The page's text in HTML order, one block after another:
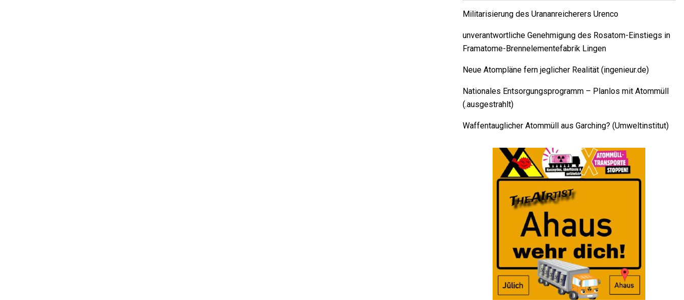
Militarisierung des Urananreicherers Urenco
unverantwortliche Genehmigung des Rosatom-Einstiegs in
Framatome-Brennelementefabrik Lingen
Neue Atompläne fern jeglicher Realität (ingenieur.de)
Nationales Entsorgungsprogramm – Planlos mit Atommüll
(.ausgestrahlt)
Waffentauglicher Atommüll aus Garching? (Umweltinstitut)